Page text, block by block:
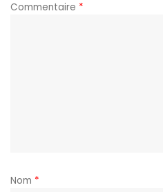
Commentaire *
Nom *